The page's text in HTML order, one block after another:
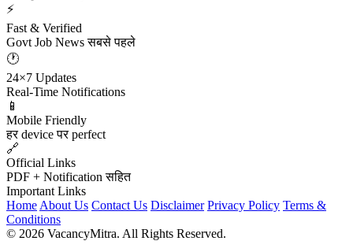
⚡
Fast & Verified
Govt Job News सबसे पहले
🕐
24×7 Updates
Real-Time Notifications
📱
Mobile Friendly
हर device पर perfect
🔗
Official Links
PDF + Notification सहित
Important Links
Home About Us Contact Us Disclaimer Privacy Policy Terms &
Conditions
© 2026 VacancyMitra. All Rights Reserved.